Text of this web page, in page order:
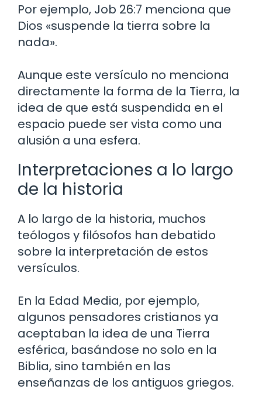
Por ejemplo, Job 26:7 menciona que
Dios «suspende la tierra sobre la
nada».
Aunque este versículo no menciona
directamente la forma de la Tierra, la
idea de que está suspendida en el
espacio puede ser vista como una
alusión a una esfera.
Interpretaciones a lo largo
de la historia
A lo largo de la historia, muchos
teólogos y filósofos han debatido
sobre la interpretación de estos
versículos.
En la Edad Media, por ejemplo,
algunos pensadores cristianos ya
aceptaban la idea de una Tierra
esférica, basándose no solo en la
Biblia, sino también en las
enseñanzas de los antiguos griegos.